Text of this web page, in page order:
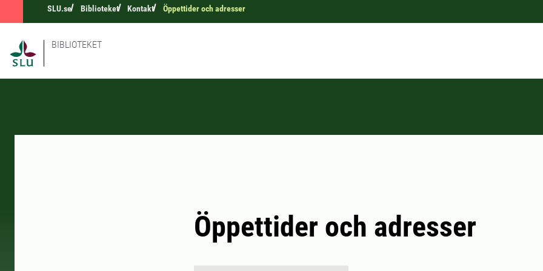
SLU.se Biblioteket Kontakt Öppettider och adresser
BIBLIOTEKET
Öppettider och adresser